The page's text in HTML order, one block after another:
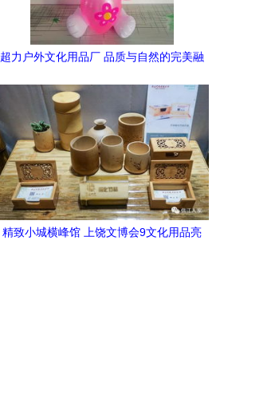
超力户外文化用品厂 品质与自然的完美融
精致小城横峰馆 上饶文博会9文化用品亮